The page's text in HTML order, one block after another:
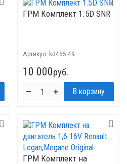
ГРМ Комплект 1.5D SNR
Артикул: kd455.49
10 000руб.
ГРМ Комплект на